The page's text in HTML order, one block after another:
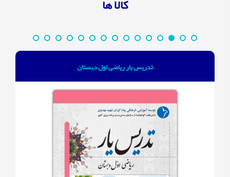
کالا ها
تدریس یار ریاضی اول دبستان